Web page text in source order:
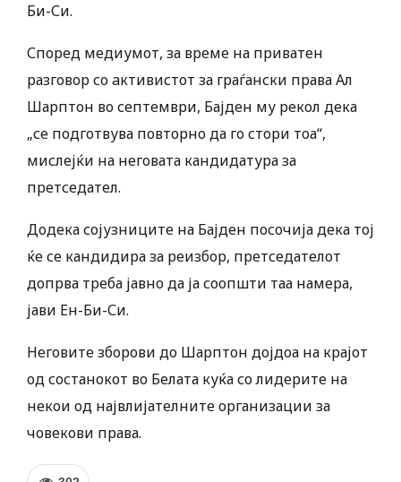
Би-Си.
Според медиумот, за време на приватен
разговор со aктивистот за граѓански права Ал
Шарптон во септември, Бајден му рекол дека
„се подготвува повторно да го стори тоа“,
мислејќи на неговата кандидатура за
претседател.
Додека сојузниците на Бајден посочија дека тој
ќе се кандидира за реизбор, претседателот
допрва треба јавно да ја соопшти таа намера,
јави Ен-Би-Си.
Неговите зборови до Шарптон дојдоа на крајот
од состанокот во Белата куќа со лидерите на
некои од највлијателните организации за
човекови права.